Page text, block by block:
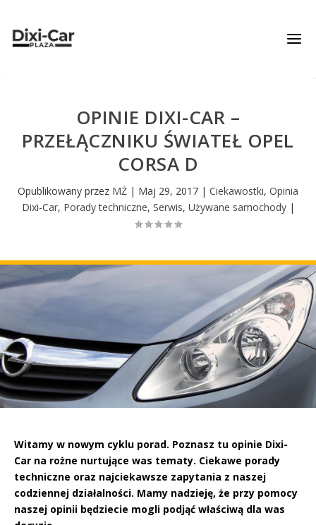
OPINIE DIXI-CAR –
PRZEŁĄCZNIKU ŚWIATEŁ OPEL
CORSA D
Opublikowany przez MŻ | Maj 29, 2017 | Ciekawostki, Opinia
Dixi-Car, Porady techniczne, Serwis, Używane samochody|
Witamy w nowym cyklu porad. Poznasz tu opinie Dixi-
Car na rożne nurtujące was tematy. Ciekawe porady
techniczne oraz najciekawsze zapytania z naszej
codziennej działalności. Mamy nadzieję, że przy pomocy
naszej opinii będziecie mogli podjąć właściwą dla was